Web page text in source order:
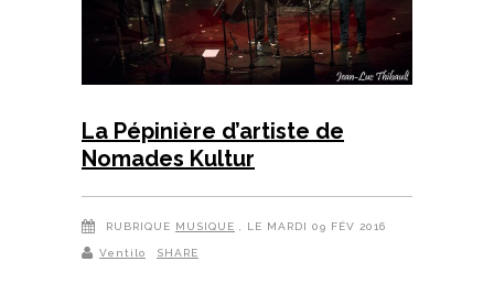
La Pépinière d’artiste de
Nomades Kultur
RUBRIQUE MUSIQUE , LE MARDI 09 FÉV 2016
Ventilo SHARE